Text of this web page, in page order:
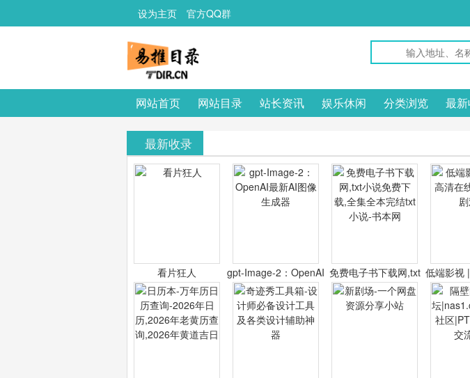
设为主页 官方QQ群
网站首页 网站目录 站长资讯 娱乐休闲 分类浏览 最
最新收录
看片狂人
gpt-Image-2：OpenAI
最新AI图像生成器
免费电子书下载网,txt
小说免费下载,全集全
本完结txt小说-书本网
低端影视
线电影